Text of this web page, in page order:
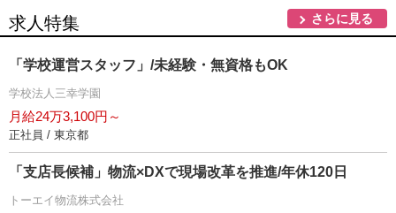
求人特集 さらに見る
「学校運営スタッフ」/未経験・無資格もOK
学校法人三幸学園
月給24万3,100円～
正社員 / 東京都
「支店長候補」物流×DXで現場改革を推進/年休120日
トーエイ物流株式会社